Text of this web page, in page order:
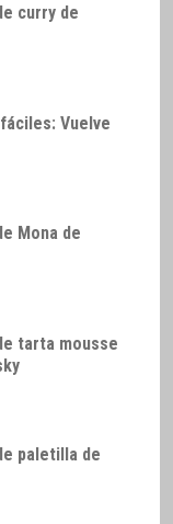
curry de
Vuelve
Mona de
tarta mousse
paletilla de